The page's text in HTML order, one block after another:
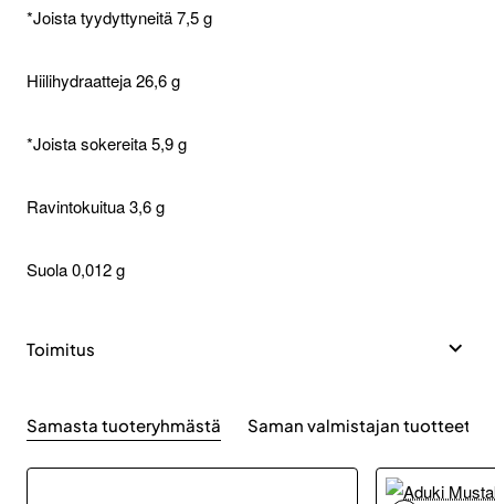
*Joista tyydyttyneitä 7,5 g
Hiilihydraatteja 26,6 g
*Joista sokereita 5,9 g
Ravintokuitua 3,6 g
Suola 0,012 g
Toimitus
Samasta tuoteryhmästä Saman valmistajan tuotteet